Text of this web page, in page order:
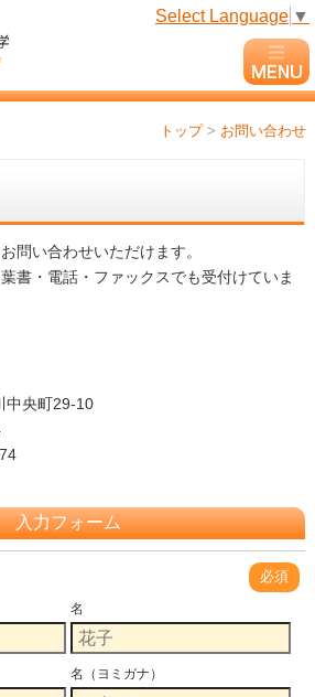
Select Language ▼
トップ > お問い合わせ
問い合わせいただけます。
書・電話・ファックスでも受付けていま
央町29-10
入力フォーム
必須
名
名（ヨミガナ）